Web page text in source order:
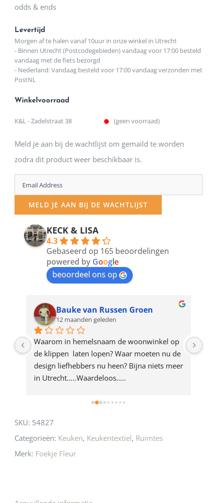
odds & ends
Levertijd
Morgen af te halen vanaf 10uur in onze winkel in Utrecht
- Binnen Utrecht (Postcodegebieden) vandaag voor 17:00 besteld
vandaag met de fiets bezorgd
- Nederland: Vandaag besteld voor 17:00 vandaag verzonden met
PostNL
Winkelvoorraad
K&L - Zadelstraat 38 (geen voorraad)
Meld je aan bij de wachtlijst om gemaild te worden
zodra dit product weer beschikbaar is.
Enter
your
email
address
product
MELD JE AAN BIJ DE WACHTLIJST
KECK & LISA
4.3
Gebaseerd op 165 beoordelingen
powered by Google
beoordeel ons op
Bauke van Russen Groen
12 maanden geleden
Waarom in hemelsnaam de woonwinkel op
de klippen  laten lopen? Waar moeten nu de
design liefhebbers nu heen? Bijna niets meer
in Utrecht…..Waardeloos…..
SKU: 54827
Categorieën: Keuken, Keukentextiel, Ruimtes
Merk: Foekje Fleur